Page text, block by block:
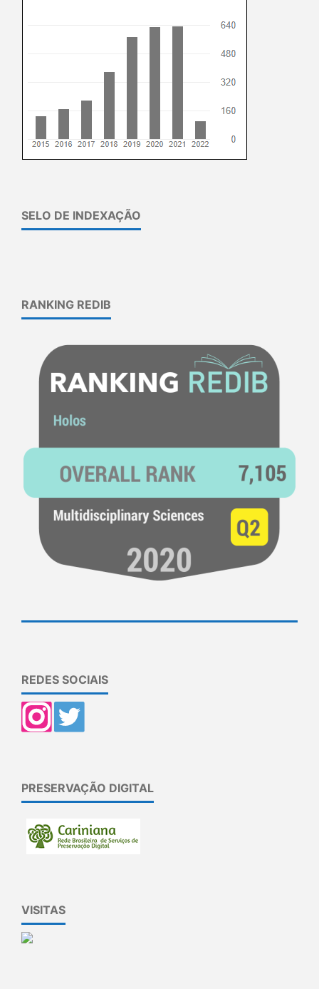
SELO DE INDEXAÇÃO
RANKING REDIB
REDES SOCIAIS
PRESERVAÇÃO DIGITAL
VISITAS